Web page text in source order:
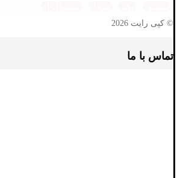
© کپی رایت 2026
تماس با ما